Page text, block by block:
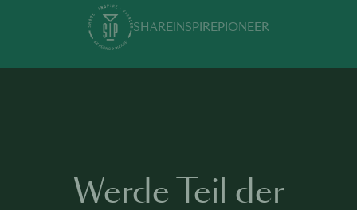
SHAREINSPIREPIONEER
Werde Teil der